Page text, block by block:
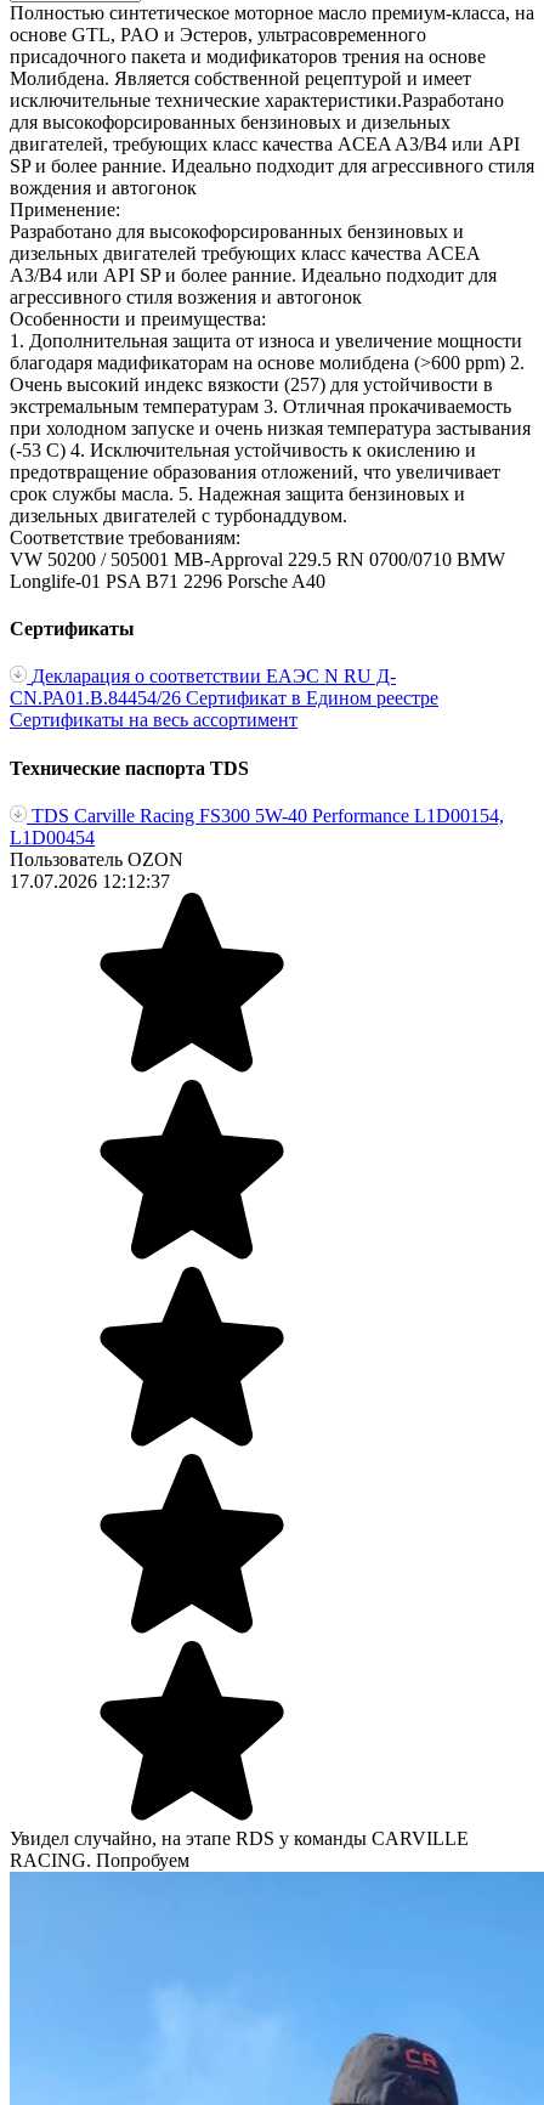
Полностью синтетическое моторное масло премиум-класса, на
основе GTL, PAO и Эстеров, ультрасовременного
присадочного пакета и модификаторов трения на основе
Молибдена. Является собственной рецептурой и имеет
исключительные технические характеристики.Разработано
для высокофорсированных бензиновых и дизельных
двигателей, требующих класс качества ACEA A3/B4 или API
SP и более ранние. Идеально подходит для агрессивного стиля
вождения и автогонок
Применение:
Разработано для высокофорсированных бензиновых и
дизельных двигателей требующих класс качества ACEA
A3/B4 или API SP и более ранние. Идеально подходит для
агрессивного стиля возжения и автогонок
Особенности и преимущества:
1. Дополнительная защита от износа и увеличение мощности
благодаря мадификаторам на основе молибдена (>600 ppm) 2.
Очень высокий индекс вязкости (257) для устойчивости в
экстремальным температурам 3. Отличная прокачиваемость
при холодном запуске и очень низкая температура застывания
(-53 C) 4. Исключительная устойчивость к окислению и
предотвращение образования отложений, что увеличивает
срок службы масла. 5. Надежная защита бензиновых и
дизельных двигателей с турбонаддувом.
Соответствие требованиям:
VW 50200 / 505001 MB-Approval 229.5 RN 0700/0710 BMW
Longlife-01 PSA B71 2296 Porsche A40
Сертификаты
Декларация о соответствии ЕАЭС N RU Д-
CN.РА01.В.84454/26 Сертификат в Едином реестре
Сертификаты на весь ассортимент
Технические паспорта TDS
TDS Сarville Racing FS300 5W-40 Performance L1D00154,
L1D00454
Пользователь OZON
17.07.2026 12:12:37
Увидел случайно, на этапе RDS у команды CARVILLE
RACING. Попробуем